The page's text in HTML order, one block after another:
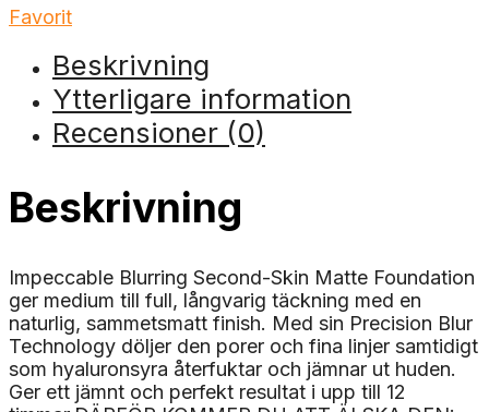
Favorit
Beskrivning
Ytterligare information
Recensioner (0)
Beskrivning
Impeccable Blurring Second-Skin Matte Foundation
ger medium till full, långvarig täckning med en
naturlig, sammetsmatt finish. Med sin Precision Blur
Technology döljer den porer och fina linjer samtidigt
som hyaluronsyra återfuktar och jämnar ut huden.
Ger ett jämnt och perfekt resultat i upp till 12